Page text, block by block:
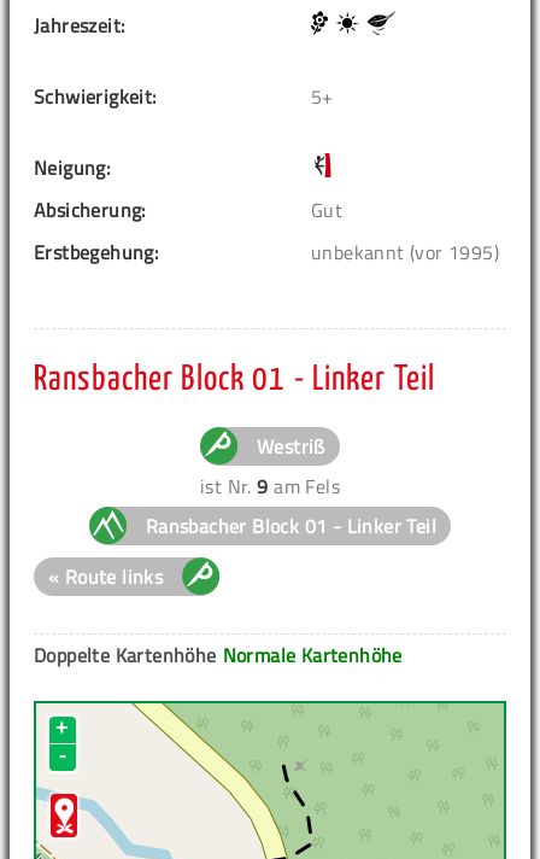
Jahreszeit:
Schwierigkeit: 5+
Neigung:
Absicherung:
Gut
Erstbegehung:
unbekannt (vor 1995)
Ransbacher Block 01 - Linker Teil
Westriß
ist Nr.9 am Fels
Ransbacher Block 01 - Linker Teil
« Route links
Normale Kartenhöhe
Doppelte Kartenhöhe
+
-